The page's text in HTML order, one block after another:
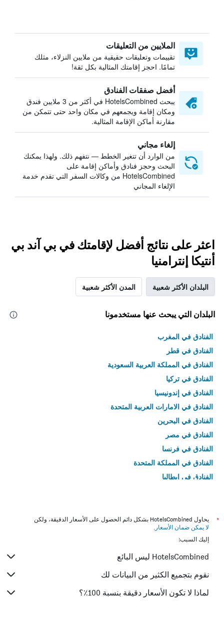
الملايين من التعليقات
تقييمات وتعليقات حقيقية من ملايين النزلاء، مثلك
تمامًا. احجز إقامتك المثالية بكل ثقة!
أفضل صفقات الفنادق
يبحث HotelsCombined في أكثر من 3 ملايين فندق
ومكان إقامة ويجمعهم في مكان واحد حتى تتمكن من
مقارنة أماكن الإقامة المثالية.
إلغاء مجاني
من الوارد أن تتغير الخطط — نتفهم ذلك. ولهذا يمكنك
البحث وحجز فنادق وأماكن إقامة على
HotelsCombined من وكالات السفر التي تقدم خدمة
الإلغاء المجاني
اعثر على نتائج أفضل لإقامتك في بي آند بي
أنتيكا إنترامنيا
البلدان الأكثر شعبية المدن الأكثر شعبية
البلدان التي يبحث عنها مستخدمونا
الفنادق في المغرب
الفنادق في قطر
الفنادق في المملكة العربية السعودية
الفنادق في تركيا
الفنادق في إندونيسيا
الفنادق في الامارات العربية المتحدة
الفنادق في البحرين
الفنادق في مصر
الفنادق في فرنسا
الفنادق في المملكة المتحدة
الفنادق في إيطاليا
*
يحاول HotelsCombined بشكل دائم الحصول على الأسعار الدقيقة، ولكن
لا يمكن ضمان الأسعار .
إليك السبب:
HotelsCombined ليس البائع
نقوم بتجميع الكثير من البيانات لك
لماذا لا تكون الأسعار دقيقة بنسبة 100٪؟